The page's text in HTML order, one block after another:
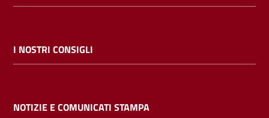
I NOSTRI CONSIGLI
NOTIZIE E COMUNICATI STAMPA